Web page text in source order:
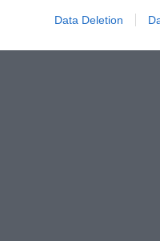
Data Deletion